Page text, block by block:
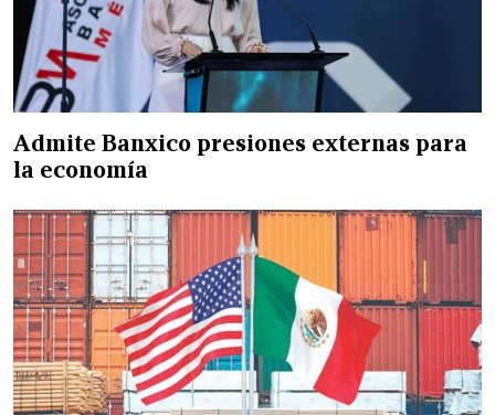
Admite Banxico presiones externas para
la economía